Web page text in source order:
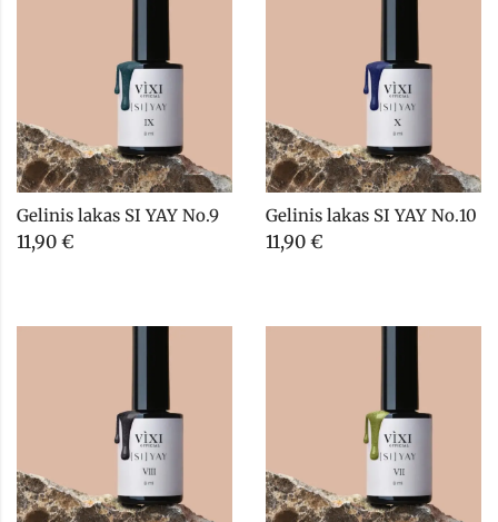
Gelinis lakas SI YAY No.9
11,90 €
Gelinis lakas SI YAY No.10
11,90 €